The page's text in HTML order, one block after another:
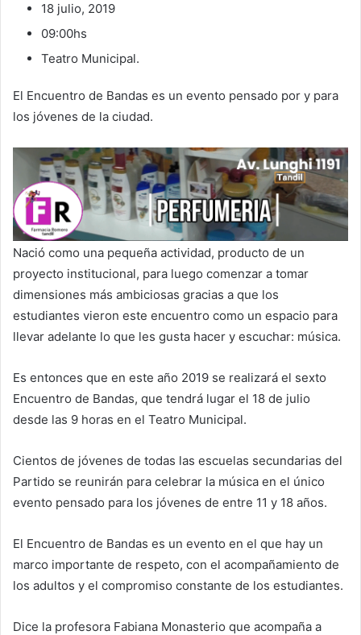
18 julio, 2019
09:00hs
Teatro Municipal.
El Encuentro de Bandas es un evento pensado por y para
los jóvenes de la ciudad.
Nació como una pequeña actividad, producto de un
proyecto institucional, para luego comenzar a tomar
dimensiones más ambiciosas gracias a que los
estudiantes vieron este encuentro como un espacio para
llevar adelante lo que les gusta hacer y escuchar: música.
Es entonces que en este año 2019 se realizará el sexto
Encuentro de Bandas, que tendrá lugar el 18 de julio
desde las 9 horas en el Teatro Municipal.
Cientos de jóvenes de todas las escuelas secundarias del
Partido se reunirán para celebrar la música en el único
evento pensado para los jóvenes de entre 11 y 18 años.
El Encuentro de Bandas es un evento en el que hay un
marco importante de respeto, con el acompañamiento de
los adultos y el compromiso constante de los estudiantes.
Dice la profesora Fabiana Monasterio que acompaña a